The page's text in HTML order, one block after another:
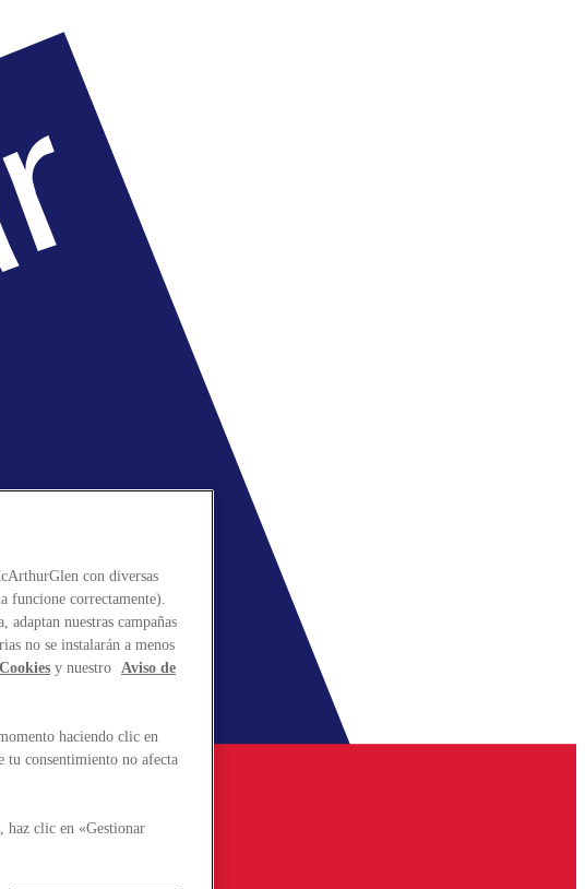
con diversas
funcione correctamente).
adaptan nuestras campañas
no se instalarán a menos
y nuestro Aviso de
haciendo clic en
tu consentimiento no afecta
haz clic en «Gestionar